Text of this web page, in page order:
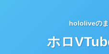
hololiveのま
ホロ